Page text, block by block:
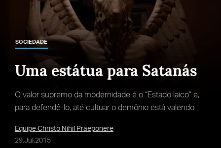
SOCIEDADE
Uma estátua para Satanás
O valor supremo da modernidade é o “Estado laico” e,
para defendê-lo, até cultuar o demônio está valendo.
Equipe Christo Nihil Praeponere
29.Jul.2015